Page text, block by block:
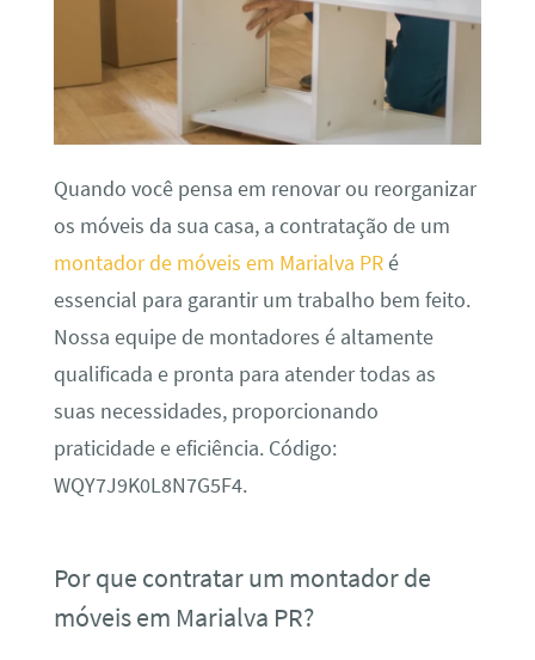
Quando você pensa em renovar ou reorganizar
os móveis da sua casa, a contratação de um
montador de móveis em Marialva PRé
essencial para garantir um trabalho bem feito.
Nossa equipe de montadores é altamente
qualificada e pronta para atender todas as
suas necessidades, proporcionando
praticidade e eficiência. Código:
WQY7J9K0L8N7G5F4.
Por que contratar um montador de
móveis em Marialva PR?